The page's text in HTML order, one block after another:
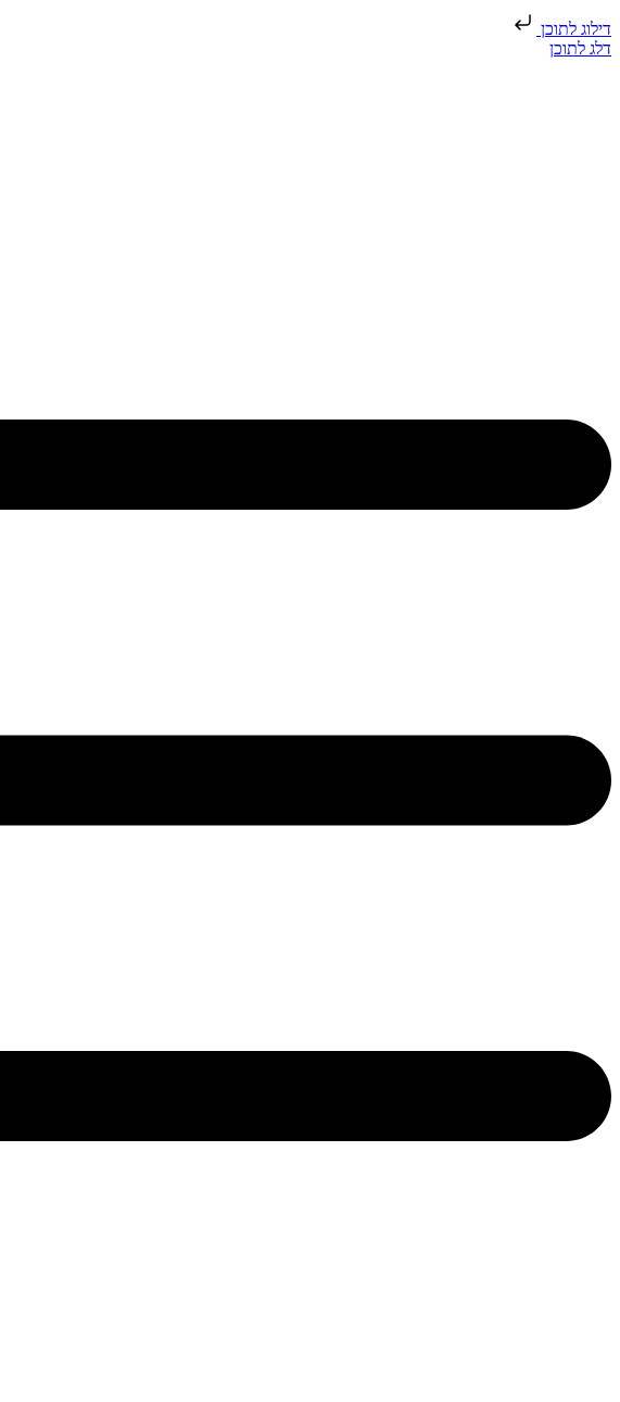
דילוג לתוכן
דלג לתוכן